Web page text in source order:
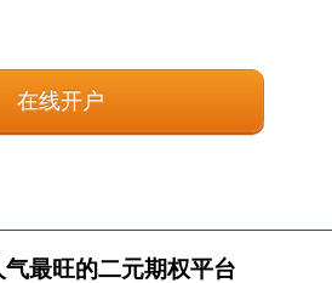
在线开户
最旺的二元期权平台